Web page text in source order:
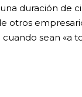
duración de
sean «a